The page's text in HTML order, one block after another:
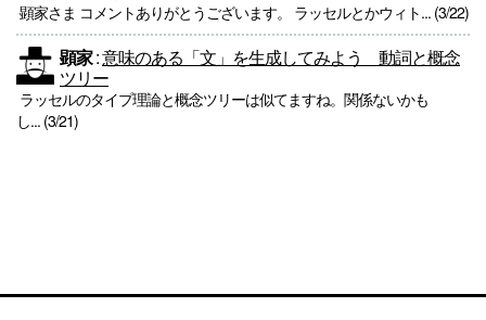
顕家さま コメントありがとうございます。 ラッセルとかウィト... (3/22)
顕家:意味のある「文」を生成してみよう 動詞と概念
ツリー
ラッセルのタイプ理論と概念ツリーは似てますね。関係ないかも
し... (3/21)